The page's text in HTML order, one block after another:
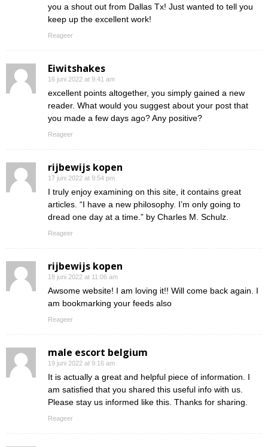
you a shout out from Dallas Tx! Just wanted to tell you
keep up the excellent work!
Reageer
Eiwitshakes
16 juni 2022 at 9:41 am
excellent points altogether, you simply gained a new
reader. What would you suggest about your post that
you made a few days ago? Any positive?
Reageer
rijbewijs kopen
17 juni 2022 at 9:54 pm
I truly enjoy examining on this site, it contains great
articles. “I have a new philosophy. I’m only going to
dread one day at a time.” by Charles M. Schulz.
Reageer
rijbewijs kopen
18 juni 2022 at 11:06 am
Awsome website! I am loving it!! Will come back again. I
am bookmarking your feeds also
Reageer
male escort belgium
19 juni 2022 at 9:16 am
It is actually a great and helpful piece of information. I
am satisfied that you shared this useful info with us.
Please stay us informed like this. Thanks for sharing.
Reageer